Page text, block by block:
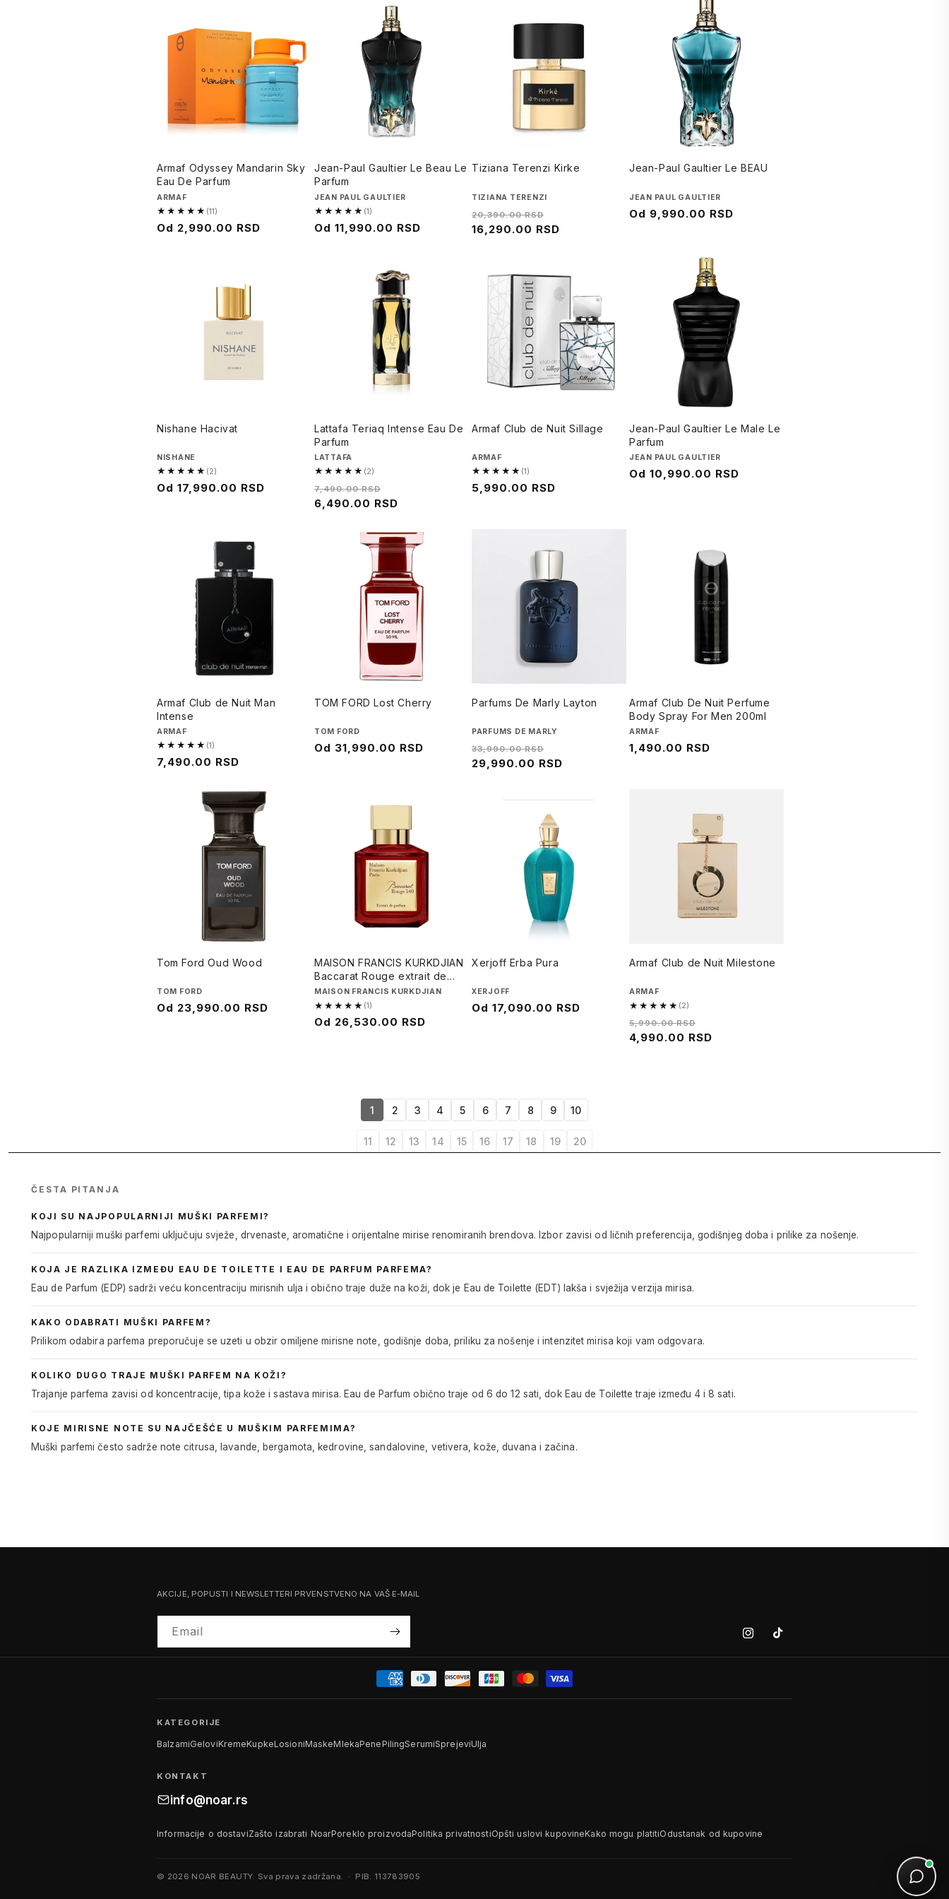
Armaf Odyssey Mandarin Sky
Eau De Parfum
Brend
ARMAF
★★★★★ (11)
5.0
od
Cena
Od 2,990.00 RSD
Jean-Paul Gaultier Le Beau Le
Parfum
Brend
JEAN PAUL GAULTIER
★★★★★ (1)
5.0
od
Regularna
Od 11,990.00 RSD
Tiziana Terenzi Kirke
Brend
TIZIANA TERENZI
Regularna
cena
20,390.00 RSD
na
16,290.00 RSD
Jean-Paul Gaultier Le BEAU
Brend
JEAN PAUL GAULTIER
Regularna
Od 9,990.00 RSD
Nishane Hacivat
Brend
NISHANE
★★★★★ (2)
5.0
od
Cena
Od 17,990.00 RSD
Lattafa Teriaq Intense Eau De
Parfum
Brend
LATTAFA
★★★★★ (2)
5.0
od
5,
recenzija
Regularna
cena
7,490.00 RSD
na
6,490.00 RSD
Armaf Club de Nuit Sillage
Brend
ARMAF
★★★★★ (1)
5.0
od
Regularna
5,990.00 RSD
Jean-Paul Gaultier Le Male Le
Parfum
Brend
JEAN PAUL GAULTIER
Cena
Od 10,990.00 RSD
Armaf Club de Nuit Man
Intense
Brend
ARMAF
★★★★★ (1)
5.0
od
recenzija
Regularna
7,490.00 RSD
TOM FORD Lost Cherry
Brend
TOM FORD
Cena
Od 31,990.00 RSD
Parfums De Marly Layton
Brend
PARFUMS DE MARLY
Regularna
cena
33,990.00 RSD
na
29,990.00 RSD
Armaf Club De Nuit Perfume
Body Spray For Men 200ml
Brend
ARMAF
Regularna
1,490.00 RSD
Tom Ford Oud Wood
Brend
TOM FORD
Cena
Od 23,990.00 RSD
MAISON FRANCIS KURKDJIAN
Baccarat Rouge extrait de
parfum
Brend
MAISON FRANCIS KURKDJIAN
★★★★★ (1)
5.0
od
Regularna
Od 26,530.00 RSD
Xerjoff Erba Pura
Brend
XERJOFF
Cena
Od 17,090.00 RSD
Armaf Club de Nuit Milestone
Brend
ARMAF
★★★★★ (2)
5.0
od
5,
Regularna
cena
5,990.00 RSD
na
4,990.00 RSD
1 2 3 4 5 6 7 8 9 10
11 12 13 14 15 16 17 18 19 20
ČESTA PITANJA
KOJI SU NAJPOPULARNIJI MUŠKI PARFEMI?
Najpopularniji muški parfemi uključuju svježe, drvenaste, aromatične i orijentalne mirise renomiranih brendova. Izbor zavisi od ličnih preferencija, godišnjeg doba i prilike za nošenje.
KOJA JE RAZLIKA IZMEĐU EAU DE TOILETTE I EAU DE PARFUM PARFEMA?
Eau de Parfum (EDP) sadrži veću koncentraciju mirisnih ulja i obično traje duže na koži, dok je Eau de Toilette (EDT) lakša i svježija verzija mirisa.
KAKO ODABRATI MUŠKI PARFEM?
Prilikom odabira parfema preporučuje se uzeti u obzir omiljene mirisne note, godišnje doba, priliku za nošenje i intenzitet mirisa koji vam odgovara.
KOLIKO DUGO TRAJE MUŠKI PARFEM NA KOŽI?
Trajanje parfema zavisi od koncentracije, tipa kože i sastava mirisa. Eau de Parfum obično traje od 6 do 12 sati, dok Eau de Toilette traje između 4 i 8 sati.
KOJE MIRISNE NOTE SU NAJČEŠĆE U MUŠKIM PARFEMIMA?
Muški parfemi često sadrže note citrusa, lavande, bergamota, kedrovine, sandalovine, vetivera, kože, duvana i začina.
AKCIJE, POPUSTI I NEWSLETTERI PRVENSTVENO NA VAŠ E-MAIL
Email
InstagramTiktok
KATEGORIJE
BalzamiGeloviKremeKupkeLosioniMaskeMlekaPenePilingSerumiSprejeviUlja
KONTAKT
info@noar.rs
Informacije o dostaviZašto izabrati NoarPoreklo proizvodaPolitika privatnostiOpšti uslovi kupovineKako mogu platitiOdustanak od kupovine
© 2026 NOAR BEAUTY. Sva prava zadržana. · PIB: 113783905